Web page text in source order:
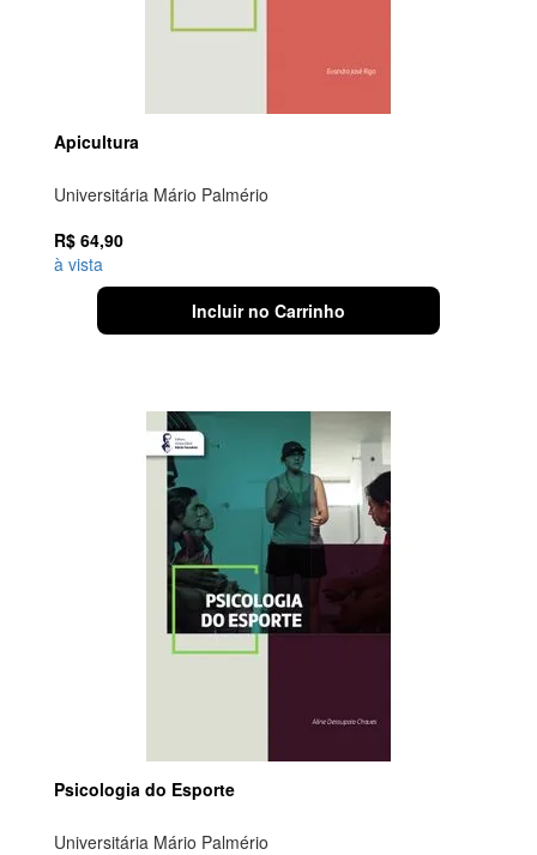
Apicultura
Universitária Mário Palmério
R$ 64,90
à vista
Incluir no Carrinho
Psicologia do Esporte
Universitária Mário Palmério